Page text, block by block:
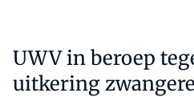
UWV in beroep
uitkering